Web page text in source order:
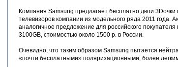
Компания Samsung предлагает бесплатно двои
телевизоров компании из модельного ряда 2011 года.
аналогичное предложение для российского
3100GB, стоимостью около 1500 р. в России.
Очевидно, что таким образом Samsung пытается
«почти бесплатными» поляризационными, более